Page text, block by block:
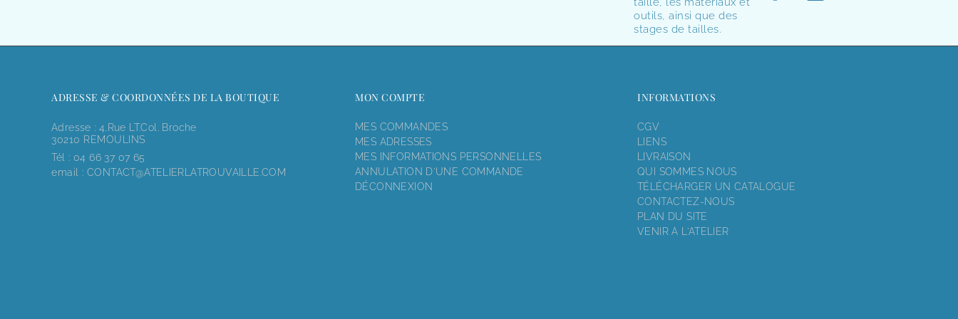
outils, ainsi que des
stages de tailles.
ADRESSE & COORDONNÉES DE LA BOUTIQUE
Adresse : 4,rue LT.Col. Broche
30210 REMOULINS
Tél : 04 66 37 07 65
email : CONTACT@ATELIERLATROUVAILLE.COM
MON COMPTE
MES COMMANDES
MES ADRESSES
MES INFORMATIONS PERSONNELLES
ANNULATION D'UNE COMMANDE
DÉCONNEXION
INFORMATIONS
CGV
LIENS
LIVRAISON
QUI SOMMES NOUS
TÉLÉCHARGER UN CATALOGUE
CONTACTEZ-NOUS
PLAN DU SITE
VENIR A L'ATELIER